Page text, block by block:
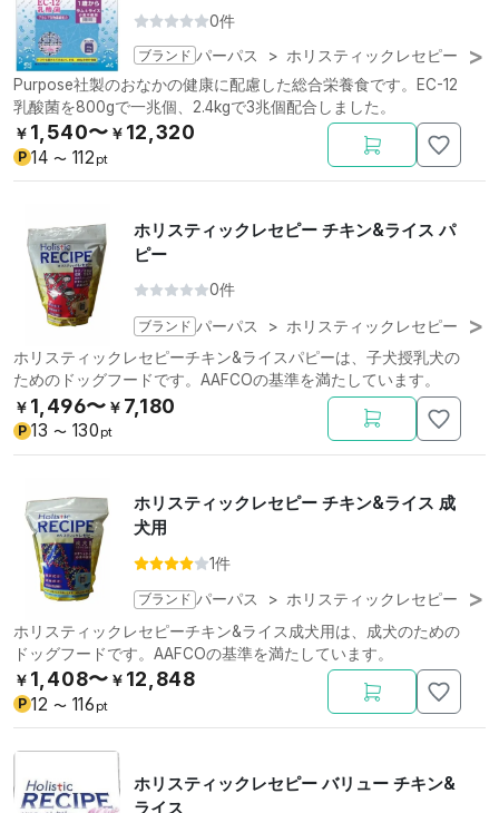
0件
ブランド パーパス > ホリスティックレセピー
Purpose社製のおなかの健康に配慮した総合栄養食です。EC-12
乳酸菌を800gで一兆個、2.4kgで3兆個配合しました。
￥ 1,540〜 ￥ 12,320
P 14 〜 112 pt
ホリスティックレセピー チキン&ライス パ
ピー
0件
ブランド パーパス > ホリスティックレセピー
ホリスティックレセピーチキン&ライスパピーは、子犬授乳犬の
ためのドッグフードです。AAFCOの基準を満たしています。
￥ 1,496〜 ￥ 7,180
P 13 〜 130 pt
ホリスティックレセピー チキン&ライス 成
犬用
1件
ブランド パーパス > ホリスティックレセピー
ホリスティックレセピーチキン&ライス成犬用は、成犬のための
ドッグフードです。AAFCOの基準を満たしています。
￥ 1,408〜 ￥ 12,848
P 12 〜 116 pt
ホリスティックレセピー バリュー チキン&
ライス